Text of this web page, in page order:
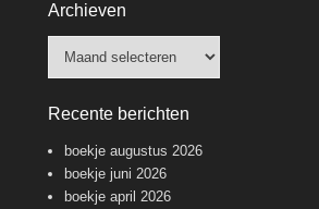
Archieven
Recente berichten
boekje augustus 2026
boekje juni 2026
boekje april 2026